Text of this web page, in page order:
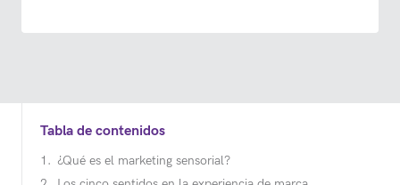
Tabla de contenidos
¿Qué es el marketing sensorial?